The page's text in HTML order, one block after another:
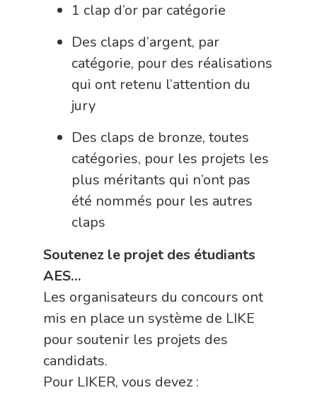
1 clap d’or par catégorie
Des claps d’argent, par
catégorie, pour des réalisations
qui ont retenu l’attention du
jury
Des claps de bronze, toutes
catégories, pour les projets les
plus méritants qui n’ont pas
été nommés pour les autres
claps
Soutenez le projet des étudiants
AES…
Les organisateurs du concours ont
mis en place un système de LIKE
pour soutenir les projets des
candidats.
Pour LIKER, vous devez :